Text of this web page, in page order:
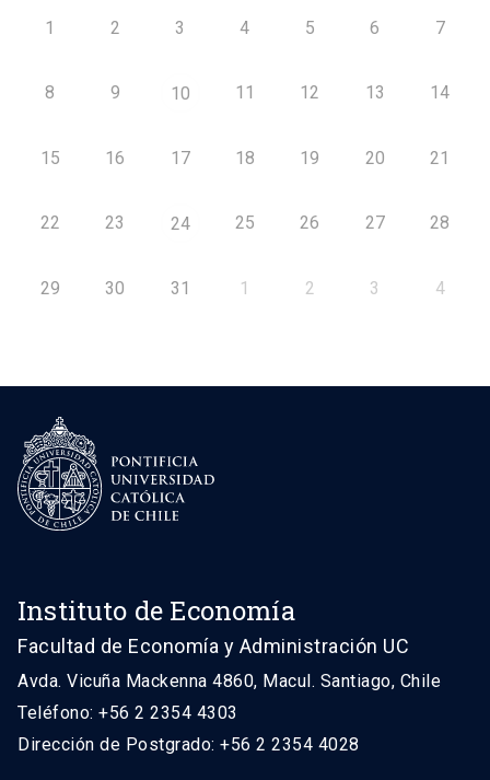
1 2 3 4 5 6 7
8 9 10 11 12 13 14
15 16 17 18 19 20 21
22 23 24 25 26 27 28
29 30 31 1 2 3 4
Instituto de Economía
Facultad de Economía y Administración UC
Avda. Vicuña Mackenna 4860, Macul. Santiago, Chile
Teléfono: +56 2 2354 4303
Dirección de Postgrado: +56 2 2354 4028